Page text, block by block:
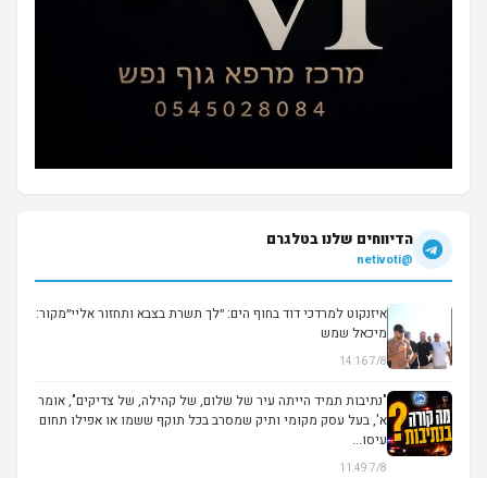
הדיווחים שלנו בטלגרם
@netivoti
איזנקוט למרדכי דוד בחוף הים: ״לך תשרת בצבא ותחזור אליי״מקור:
מיכאל שמש
7/8 14:16
"נתיבות תמיד הייתה עיר של שלום, של קהילה, של צדיקים", אומר
א', בעל עסק מקומי ותיק שמסרב בכל תוקף ששמו או אפילו תחום
עיסו...
7/8 11:49